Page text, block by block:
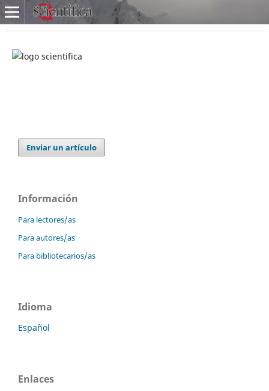
Enviar un artículo
Información
Para lectores/as
Para autores/as
Para bibliotecarios/as
Idioma
Español
Enlaces